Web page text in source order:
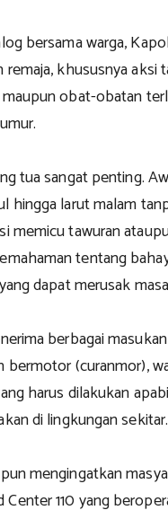
bersama warga,
remaja, khususnya aksi
obat-obatan
tua sangat penting.
hingga larut malam
memicu tawuran
tentang
dapat merusak
berbagai
bermotor (curanmor),
harus dilakukan
di lingkungan sekitar.
mengingatkan
Center 110 yang